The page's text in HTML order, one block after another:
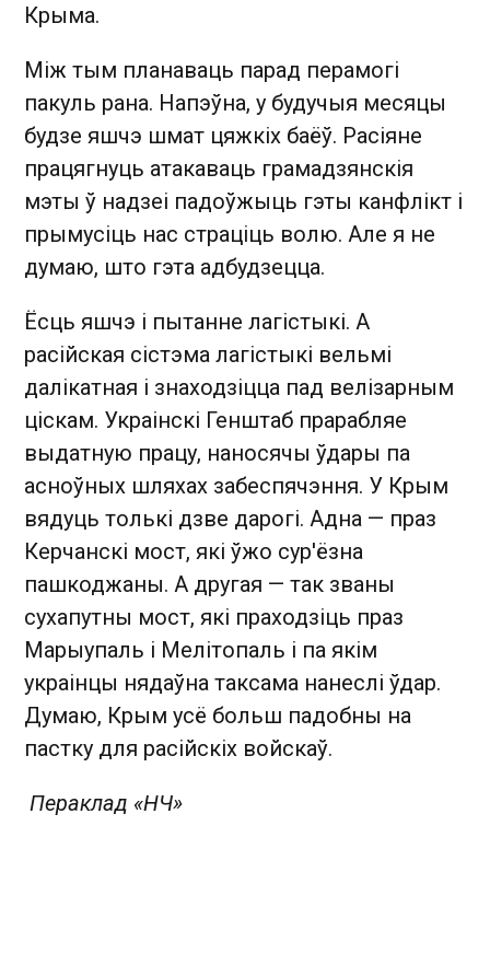
Крыма.
Між тым планаваць парад перамогі
пакуль рана. Напэўна, у будучыя месяцы
будзе яшчэ шмат цяжкіх баёў. Расіяне
працягнуць атакаваць грамадзянскія
мэты ў надзеі падоўжыць гэты канфлікт і
прымусіць нас страціць волю. Але я не
думаю, што гэта адбудзецца.
Ёсць яшчэ і пытанне лагістыкі. А
расійская сістэма лагістыкі вельмі
далікатная і знаходзіцца пад велізарным
ціскам. Украінскі Генштаб прарабляе
выдатную працу, наносячы ўдары па
асноўных шляхах забеспячэння. У Крым
вядуць толькі дзве дарогі. Адна — праз
Керчанскі мост, які ўжо сур'ёзна
пашкоджаны. А другая — так званы
сухапутны мост, які праходзіць праз
Марыупаль і Мелітопаль і па якім
украінцы нядаўна таксама нанеслі ўдар.
Думаю, Крым усё больш падобны на
пастку для расійскіх войскаў.
Пераклад «НЧ»